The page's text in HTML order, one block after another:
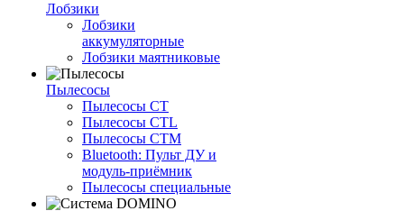
Лобзики
Лобзики
аккумуляторные
Лобзики маятниковые
Пылесосы
Пылесосы CT
Пылесосы CTL
Пылесосы CTM
Bluetooth: Пульт ДУ и
модуль-приёмник
Пылесосы специальные